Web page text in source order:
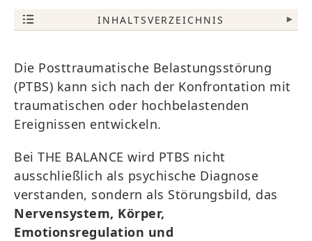
INHALTSVERZEICHNIS ▾
Die Posttraumatische Belastungsstörung
(PTBS) kann sich nach der Konfrontation mit
traumatischen oder hochbelastenden
Ereignissen entwickeln.
Bei THE BALANCE wird PTBS nicht
ausschließlich als psychische Diagnose
verstanden, sondern als Störungsbild, das
Nervensystem, Körper,
Emotionsregulation und